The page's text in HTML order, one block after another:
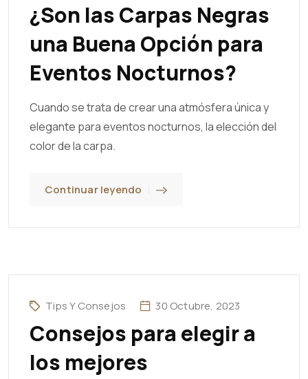
¿Son las Carpas Negras
una Buena Opción para
Eventos Nocturnos?
Cuando se trata de crear una atmósfera única y
elegante para eventos nocturnos, la elección del
color de la carpa.
Continuar leyendo
Tips Y Consejos 30 Octubre, 2023
Consejos para elegir a
los mejores